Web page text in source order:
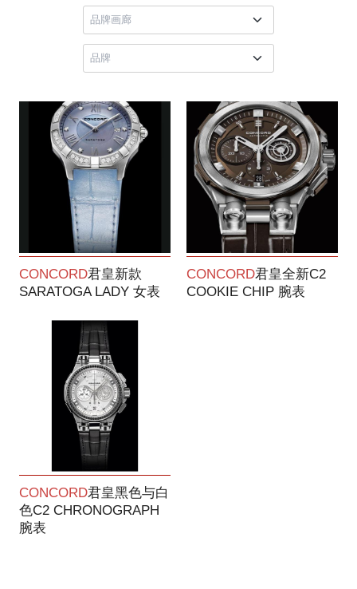
CONCORD君皇新款
SARATOGA LADY 女表
CONCORD君皇全新C2
COOKIE CHIP 腕表
CONCORD君皇黑色与白
色C2 CHRONOGRAPH
腕表